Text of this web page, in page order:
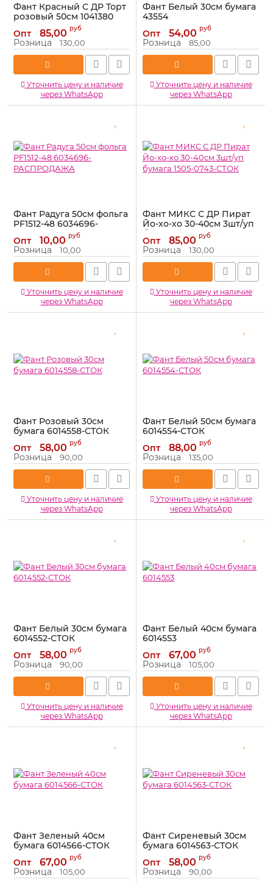
Фант Красный С ДР Торт
розовый 50см 1041380
Артикул: 1041380
Опт 85,00 руб
Розница 130,00
Уточнить цену и наличие
через WhatsApp
Фант Белый 30см бумага
43554
Артикул: 43554
Опт 54,00 руб
Розница 85,00
Уточнить цену и наличие
через WhatsApp
Фант Радуга 50см фольга
PF1512-48 6034696-
РАСПРОДАЖА
Артикул: 6034696-
РАСПРОДАЖА
Опт 10,00 руб
Розница 10,00
Уточнить цену и наличие
через WhatsApp
Фант МИКС С ДР Пират
Йо-хо-хо 30-40см 3шт/уп
бумага 1505-0743-СТОК
Артикул: 1505-0743-СТОК
Опт 85,00 руб
Розница 130,00
Уточнить цену и наличие
через WhatsApp
Фант Розовый 30см
бумага 6014558-СТОК
Артикул: 6014558-СТОК
Опт 58,00 руб
Розница 90,00
Уточнить цену и наличие
через WhatsApp
Фант Белый 50см бумага
6014554-СТОК
Артикул: 6014554-СТОК
Опт 88,00 руб
Розница 135,00
Уточнить цену и наличие
через WhatsApp
Фант Белый 30см бумага
6014552-СТОК
Артикул: 6014552-СТОК
Опт 58,00 руб
Розница 90,00
Уточнить цену и наличие
через WhatsApp
Фант Белый 40см бумага
6014553
Артикул: 6014553
Опт 67,00 руб
Розница 105,00
Уточнить цену и наличие
через WhatsApp
Фант Зеленый 40см
бумага 6014566-СТОК
Артикул: 6014566-СТОК
Опт 67,00 руб
Розница 105,00
Фант Сиреневый 30см
бумага 6014563-СТОК
Артикул: 6014563-СТОК
Опт 58,00 руб
Розница 90,00